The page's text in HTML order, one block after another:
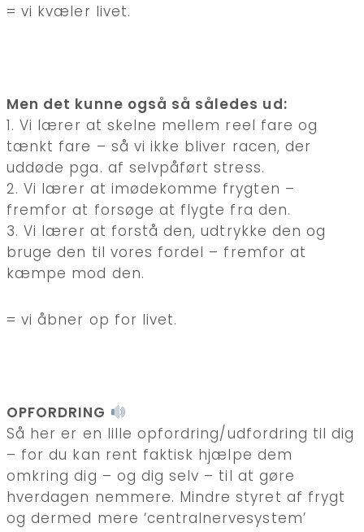
= vi kvæler livet.
Men det kunne også så således ud:
1. Vi lærer at skelne mellem reel fare og
tænkt fare – så vi ikke bliver racen, der
uddøde pga. af selvpåført stress.
2. Vi lærer at imødekomme frygten –
fremfor at forsøge at flygte fra den.
3. Vi lærer at forstå den, udtrykke den og
bruge den til vores fordel – fremfor at
kæmpe mod den.
= vi åbner op for livet.
OPFORDRING
Så her er en lille opfordring/udfordring til dig
– for du kan rent faktisk hjælpe dem
omkring dig – og dig selv – til at gøre
hverdagen nemmere. Mindre styret af frygt
og dermed mere ‘centralnervesystem’